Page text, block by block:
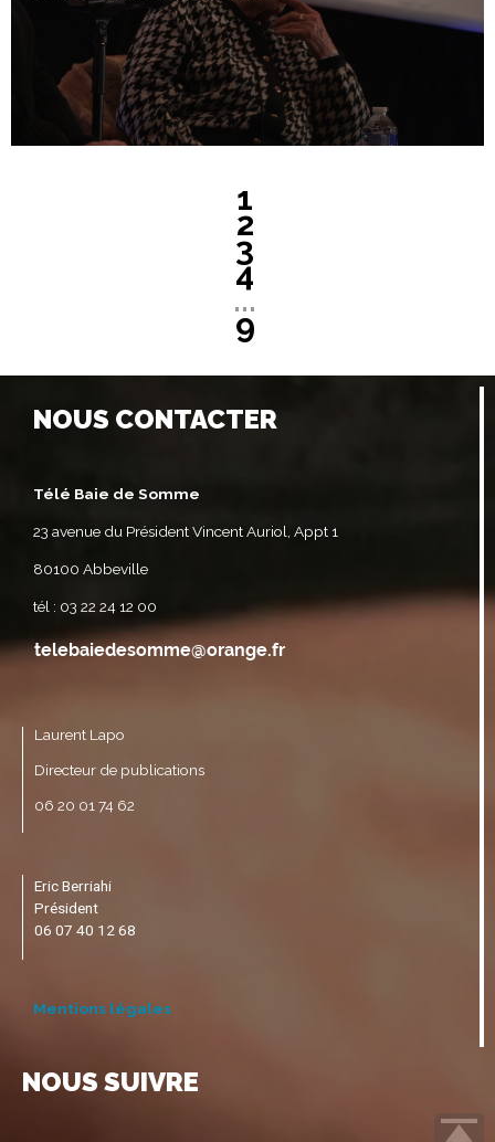
1
2
3
4
...
9
NOUS CONTACTER
Télé Baie de Somme
23 avenue du Président Vincent Auriol, Appt 1
80100 Abbeville
tél : 03 22 24 12 00
Laurent Lapo
Directeur de publications
06 20 01 74 62
Eric Berriahi
Président
06 07 40 12 68
Mentions légales
NOUS SUIVRE